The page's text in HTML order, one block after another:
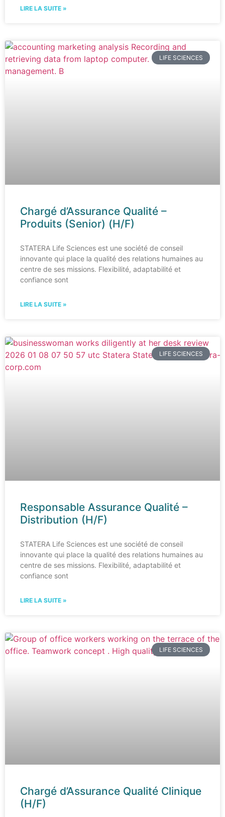
LIRE LA SUITE »
LIFE SCIENCES
Chargé d’Assurance Qualité –
Produits (Senior) (H/F)
STATERA Life Sciences est une société de conseil
innovante qui place la qualité des relations humaines au
centre de ses missions. Flexibilité, adaptabilité et
confiance sont
LIRE LA SUITE »
LIFE SCIENCES
Responsable Assurance Qualité –
Distribution (H/F)
STATERA Life Sciences est une société de conseil
innovante qui place la qualité des relations humaines au
centre de ses missions. Flexibilité, adaptabilité et
confiance sont
LIRE LA SUITE »
LIFE SCIENCES
Chargé d’Assurance Qualité Clinique
(H/F)